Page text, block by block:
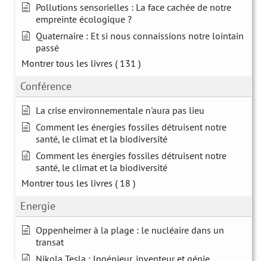
Pollutions sensorielles : La face cachée de notre
empreinte écologique ?
Quaternaire : Et si nous connaissions notre lointain
passé
Montrer tous les livres ( 131 )
Conférence
La crise environnementale n'aura pas lieu
Comment les énergies fossiles détruisent notre
santé, le climat et la biodiversité
Comment les énergies fossiles détruisent notre
santé, le climat et la biodiversité
Montrer tous les livres ( 18 )
Energie
Oppenheimer à la plage : le nucléaire dans un
transat
Nikola Tesla : Ingénieur, inventeur et génie